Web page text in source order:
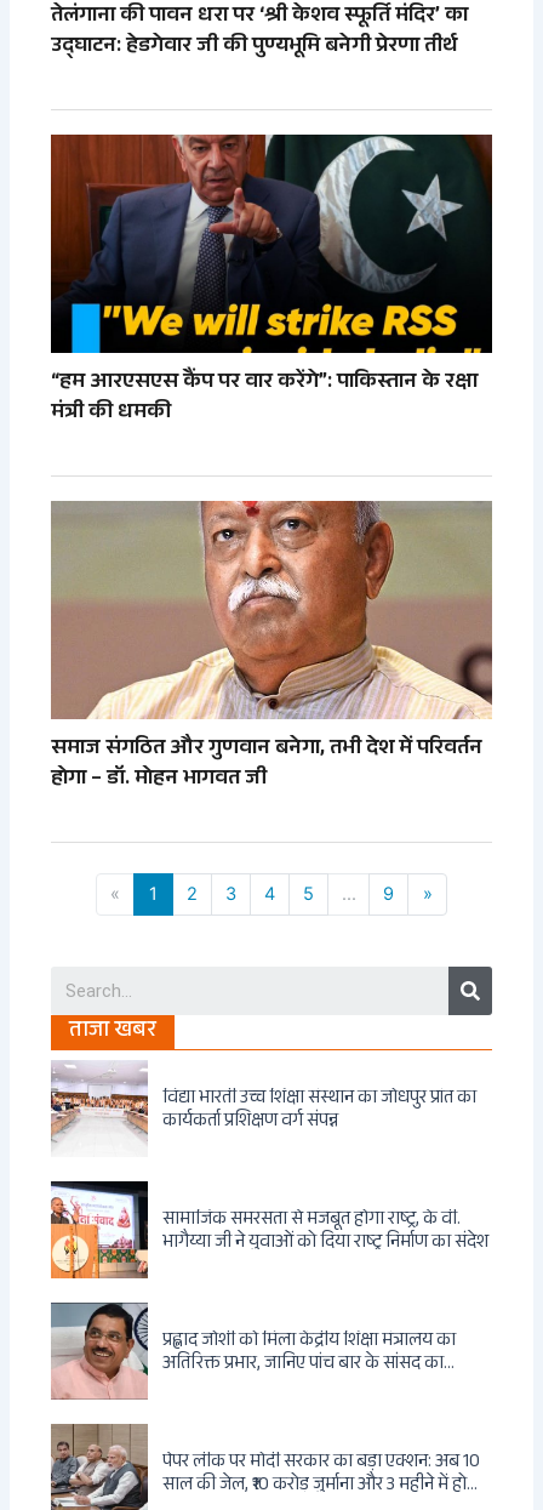
तेलंगाना की पावन धरा पर ‘श्री केशव स्फूर्ति मंदिर’ का
उद्घाटन: हेडगेवार जी की पुण्यभूमि बनेगी प्रेरणा तीर्थ
“हम आरएसएस कैंप पर वार करेंगे”: पाकिस्तान के रक्षा
मंत्री की धमकी
समाज संगठित और गुणवान बनेगा, तभी देश में परिवर्तन
होगा – डॉ. मोहन भागवत जी
« 1 2 3 4 5 ... 9 »
Search
ताजा खबर
विद्या भारती उच्च शिक्षा संस्थान का जोधपुर प्रांत का
कार्यकर्ता प्रशिक्षण वर्ग संपन्न
सामाजिक समरसता से मजबूत होगा राष्ट्र, के वी.
भागैय्या जी ने युवाओं को दिया राष्ट्र निर्माण का संदेश
प्रह्लाद जोशी को मिला केंद्रीय शिक्षा मंत्रालय का
अतिरिक्त प्रभार, जानिए पांच बार के सांसद का
पेपर लीक पर मोदी सरकार का बड़ा एक्शन: अब 10
साल की जेल, ₹10 करोड़ जुर्माना और 3 महीने में होगा